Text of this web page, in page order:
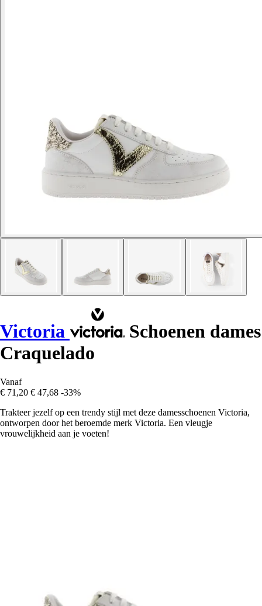
Victoria
Schoenen dames
Craquelado
Vanaf
€ 71,20 € 47,68 -33%
Trakteer jezelf op een trendy stijl met deze damesschoenen Victoria,
ontworpen door het beroemde merk Victoria. Een vleugje
vrouwelijkheid aan je voeten!